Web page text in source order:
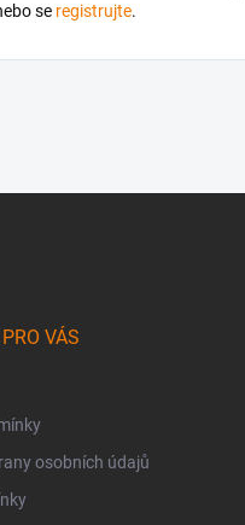
se registrujte.
VÁS
osobních údajů